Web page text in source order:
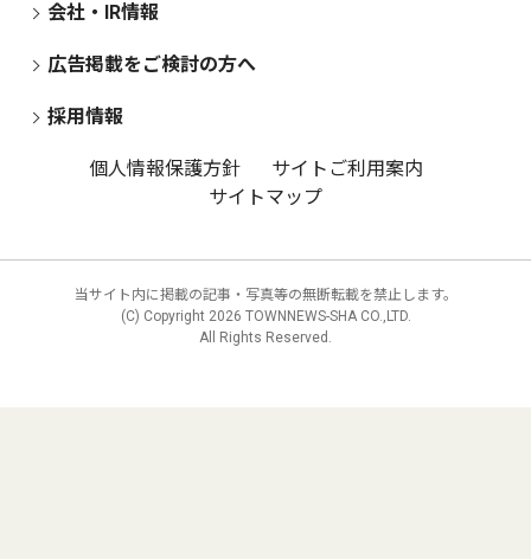
会社・IR情報
広告掲載をご検討の方へ
採用情報
個人情報保護方針
サイトご利用案内
サイトマップ
当サイト内に掲載の記事・写真等の無断転載を禁止します。
(C) Copyright 2026 TOWNNEWS-SHA CO.,LTD.
All Rights Reserved.